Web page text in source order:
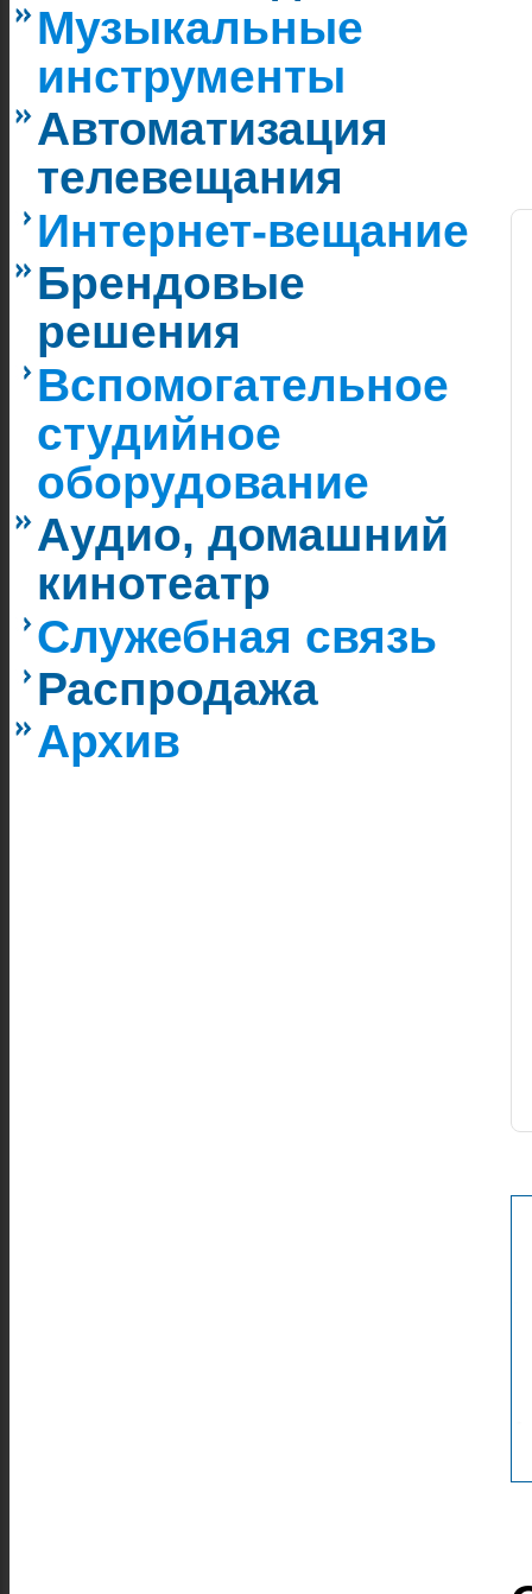
Музыкальные
инструменты
Автоматизация
телевещания
Интернет-вещание
Брендовые
решения
Вспомогательное
студийное
оборудование
Аудио, домашний
кинотеатр
Служебная связь
Распродажа
Архив